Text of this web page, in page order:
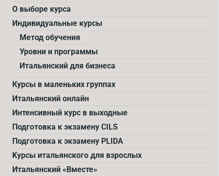
О выборе курса
Индивидуальные курсы
Метод обучения
Уровни и программы
Итальянский для бизнеса
Курсы в маленьких группах
Итальянский онлайн
Интенсивный курс в выходные
Подготовка к экзамену CILS
Подготовка к экзамену PLIDA
Kурсы итальянского для взрослых
Итальянский «Вместе»